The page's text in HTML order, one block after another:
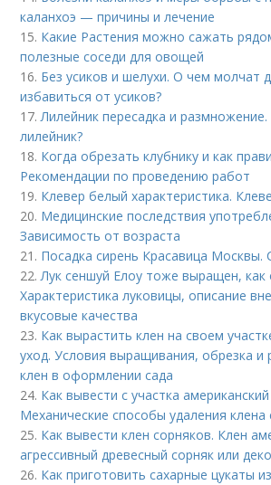
каланхоэ — причины и лечение
15. Какие Растения можно сажать
полезные соседи для овощей
16. Без усиков и шелухи. О чем молчат
избавиться от усиков?
17.Лилейник пересадка и
лилейник?
18. Когда обрезать клубнику и как
Рекомендации по проведению работ
19. Клевер белый характеристика.
20. Медицинские последствия
Зависимость от возраста
21. Посадка сирень Красавица Москвы.
22.Лук сеншуй Елоу тоже выращен, как
Характеристика луковицы, описание
вкусовые качества
23. Как вырастить клен на своем
уход. Условия выращивания, обрезка и
клен в оформлении сада
24. Как вывести с участка
Механические способы удаления клена
25. Как вывести клен сорняков. Клен
агрессивный древесный сорняк или
26. Как приготовить сахарные цукаты